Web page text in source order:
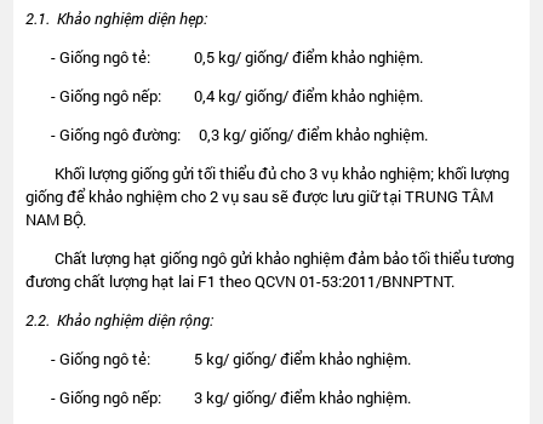
2.1. Khảo nghiệm diện hẹp:
- Giống ngô tẻ: 0,5 kg/ giống/ điểm khảo nghiệm.
- Giống ngô nếp: 0,4 kg/ giống/ điểm khảo nghiệm.
- Giống ngô đường: 0,3 kg/ giống/ điểm khảo nghiệm.
Khối lượng giống gửi tối thiểu đủ cho 3 vụ khảo nghiệm; khối lượng
giống để khảo nghiệm cho 2 vụ sau sẽ được lưu giữ tại TRUNG TÂM
NAM BỘ.
Chất lượng hạt giống ngô gửi khảo nghiệm đảm bảo tối thiểu tương
đương chất lượng hạt lai F1 theo QCVN 01-53:2011/BNNPTNT.
2.2. Khảo nghiệm diện rộng:
- Giống ngô tẻ: 5 kg/ giống/ điểm khảo nghiệm.
- Giống ngô nếp: 3 kg/ giống/ điểm khảo nghiệm.